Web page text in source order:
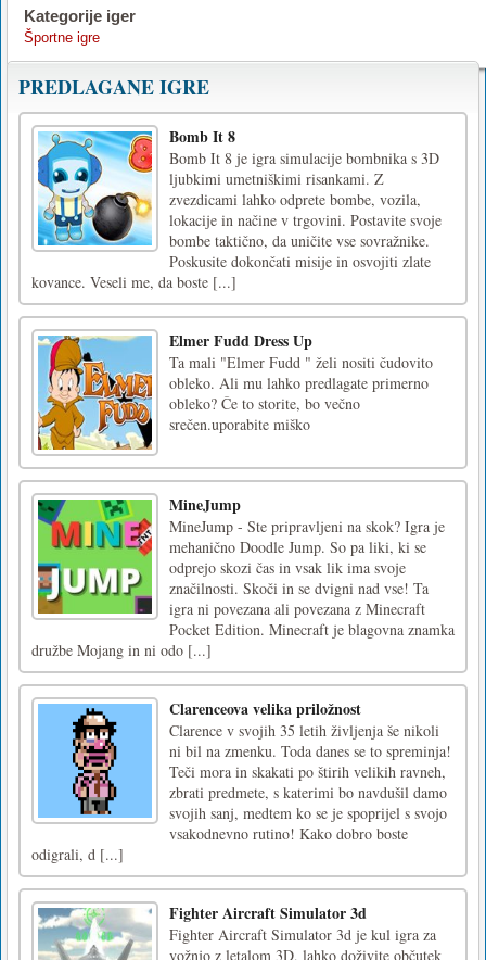
Kategorije iger
Športne igre
PREDLAGANE IGRE
Bomb It 8
Bomb It 8 je igra simulacije bombnika s 3D
ljubkimi umetniškimi risankami. Z
zvezdicami lahko odprete bombe, vozila,
lokacije in načine v trgovini. Postavite svoje
bombe taktično, da uničite vse sovražnike.
Poskusite dokončati misije in osvojiti zlate
kovance. Veseli me, da boste [...]
Elmer Fudd Dress Up
Ta mali "Elmer Fudd " želi nositi čudovito
obleko. Ali mu lahko predlagate primerno
obleko? Če to storite, bo večno
srečen.uporabite miško
MineJump
MineJump - Ste pripravljeni na skok? Igra je
mehanično Doodle Jump. So pa liki, ki se
odprejo skozi čas in vsak lik ima svoje
značilnosti. Skoči in se dvigni nad vse! Ta
igra ni povezana ali povezana z Minecraft
Pocket Edition. Minecraft je blagovna znamka
družbe Mojang in ni odo [...]
Clarenceova velika priložnost
Clarence v svojih 35 letih življenja še nikoli
ni bil na zmenku. Toda danes se to spreminja!
Teči mora in skakati po štirih velikih ravneh,
zbrati predmete, s katerimi bo navdušil damo
svojih sanj, medtem ko se je spoprijel s svojo
vsakodnevno rutino! Kako dobro boste
odigrali, d [...]
Fighter Aircraft Simulator 3d
Fighter Aircraft Simulator 3d je kul igra za
vožnjo z letalom 3D, lahko doživite občutek